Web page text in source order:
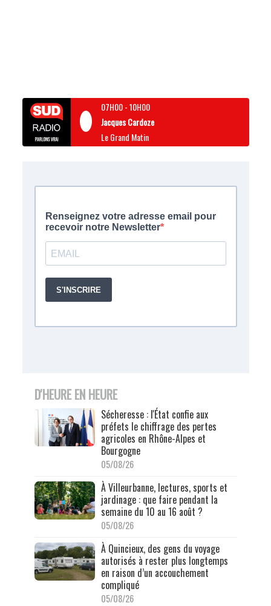
07H00-10H00
Jacques Cardoze
Le Grand Matin
D'HEURE EN HEURE
Sécheresse : l'État confie aux
préfets le chiffrage des pertes
agricoles en Rhône-Alpes et
Bourgogne
05/08/26
À Villeurbanne, lectures, sports et
jardinage : que faire pendant la
semaine du 10 au 16 août ?
05/08/26
À Quincieux, des gens du voyage
autorisés à rester plus longtemps
en raison d’un accouchement
compliqué
05/08/26